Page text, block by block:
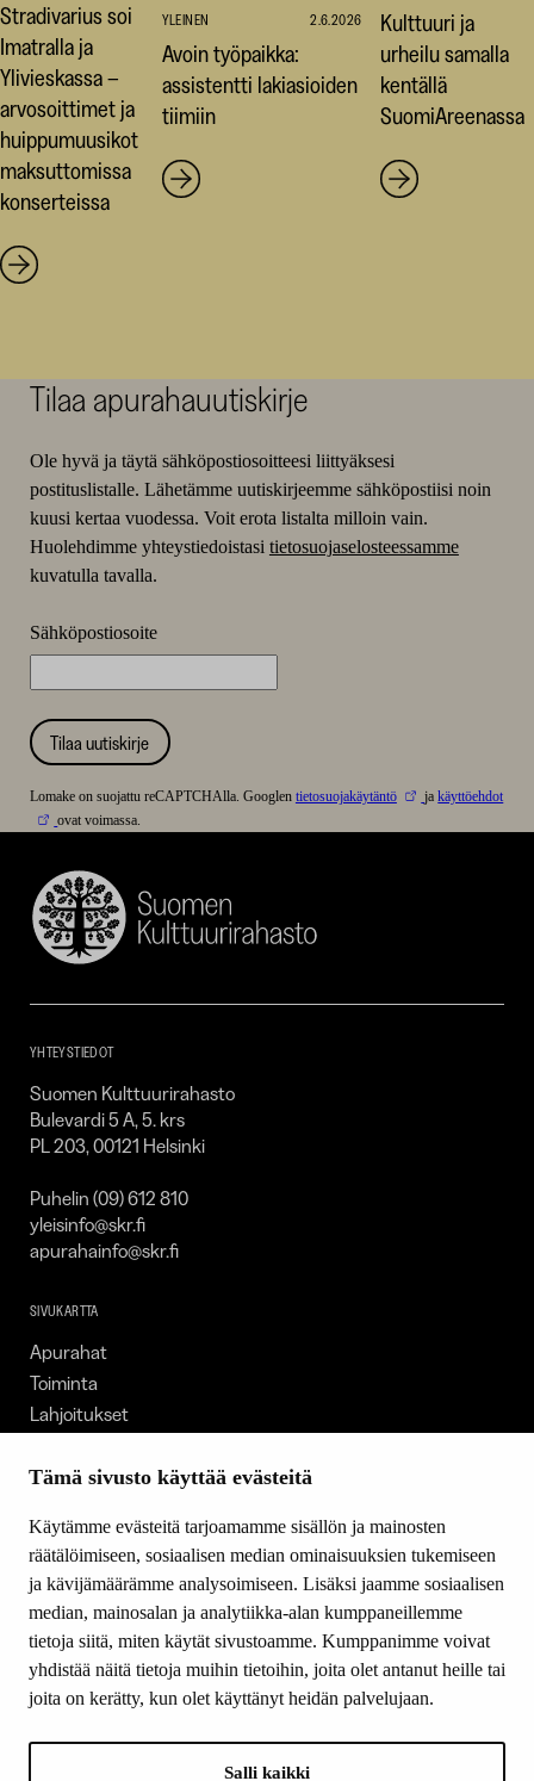
Tämä sivusto käyttää evästeitä
Käytämme evästeitä tarjoamamme sisällön ja mainosten
räätälöimiseen, sosiaalisen median ominaisuuksien tukemiseen
ja kävijämäärämme analysoimiseen. Lisäksi jaamme sosiaalisen
median, mainosalan ja analytiikka-alan kumppaneillemme
tietoja siitä, miten käytät sivustoamme. Kumppanimme voivat
yhdistää näitä tietoja muihin tietoihin, joita olet antanut heille tai
joita on kerätty, kun olet käyttänyt heidän palvelujaan.
Salli kaikki
Stradivarius soi
Imatralla ja
Ylivieskassa –
arvosoittimet ja
huippumuusikot
maksuttomissa
konserteissa
YLEINEN 2.6.2026
Avoin työpaikka:
assistentti lakiasioiden
tiimiin
Kulttuuri ja
urheilu samalla
kentällä
SuomiAreenassa
Tilaa apurahauutiskirje
Ole hyvä ja täytä sähköpostiosoitteesi liittyäksesi
postituslistalle. Lähetämme uutiskirjeemme sähköpostiisi noin
kuusi kertaa vuodessa. Voit erota listalta milloin vain.
Huolehdimme yhteystiedoistasi tietosuojaselosteessamme
kuvatulla tavalla.
Sähköpostiosoite
Tilaa uutiskirje
Lomake on suojattu reCAPTCHAlla. Googlen tietosuojakäytäntö jakäyttöehdot
ovat voimassa.
Suomen
Kulttuurirahasto
YHTEYSTIEDOT
Suomen Kulttuurirahasto
Bulevardi 5 A, 5. krs
PL 203, 00121 Helsinki
Puhelin (09) 612 810
yleisinfo@skr.fi
apurahainfo@skr.fi
SIVUKARTTA
Apurahat
Toiminta
Lahjoitukset
Ajankohtaista
Yhteystiedot
SEURAA MEITÄ
Facebook
Instagram
LinkedIn